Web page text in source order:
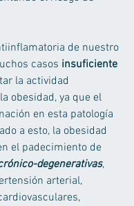
de nuestro
casos insuficiente
la actividad
obesidad, ya que el
en esta patología
a esto, la obesidad
el padecimiento de
degenerativas,
arterial,